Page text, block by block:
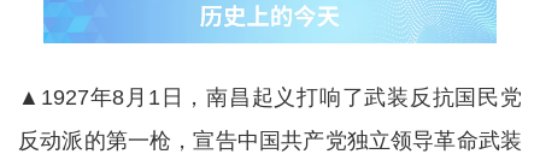
▲1927年8月1日，南昌起义打响了武装反抗国民党
反动派的第一枪，宣告中国共产党独立领导革命武装